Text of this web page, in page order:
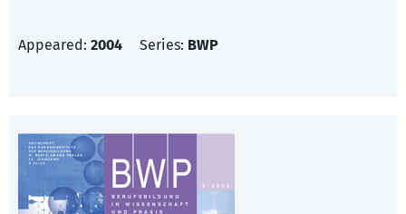
Appeared: 2004 Series: BWP